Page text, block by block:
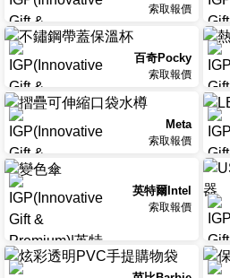
索取報價
百奇Pocky
索取報價
Meta
索取報價
英特爾Intel
索取報價